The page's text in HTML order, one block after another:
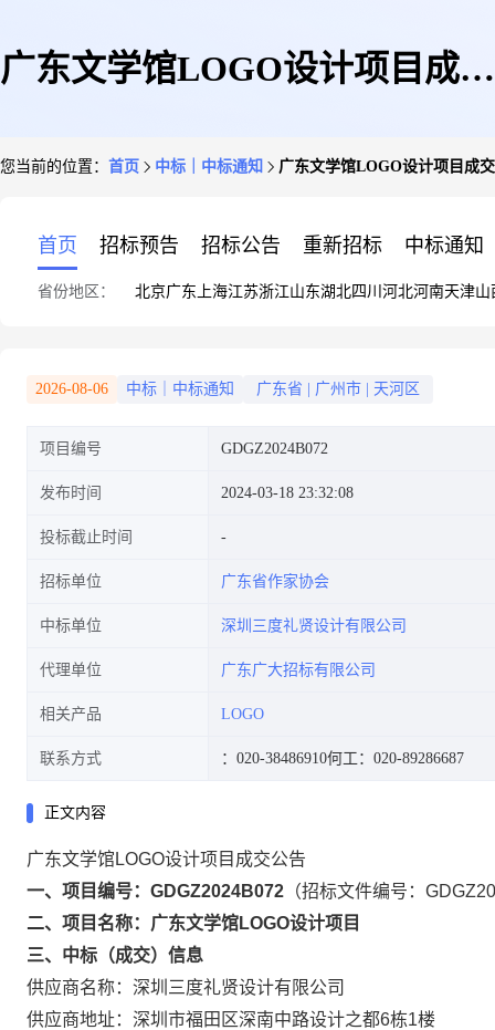
广东文学馆LOGO设计项目成交
您当前的位置： 首页 中标｜中标通知 广东文学馆LOGO设计项目成
首页 招标预告 招标公告 重新招标 中标通知
省份地区： 北京广东 上海江苏浙江山东湖北四川 河北河南天津山
2026-08-06 中标｜中标通知 广东省 广州市 天河区
项目编号 GDGZ2024B072
发布时间 2024-03-18 23:32:08
投标截止时间
招标单位 广东省作家协会
中标单位 深圳三度礼贤设计有限公司
代理单位 广东广大招标有限公司
相关产品 LOGO
联系方式 ：020-38486910何工：020-89286687
正文内容
广东文学馆LOGO设计项目成交公告
一、项目编号：GDGZ2024B072 （招标文件编号：
二、项目名称：广东文学馆LOGO设计项目
三、中标（成交）信息
供应商名称：深圳三度礼贤设计有限公司
供应商地址：深圳市福田区深南中路设计之都6栋1楼